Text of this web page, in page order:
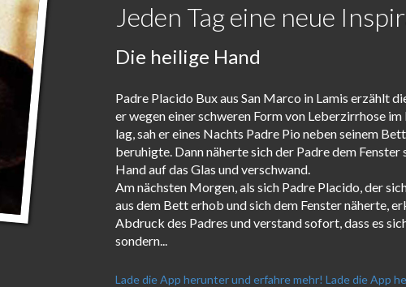
Jeden Tag eine neue
Die heilige Hand
Padre Placido Bux aus San Marco in Lamis erzählt
er wegen einer schweren Form von Leberzirrhose im
lag, sah er eines Nachts Padre Pio neben seinem
beruhigte. Dann näherte sich der Padre dem Fenster
Hand auf das Glas und verschwand.
Am nächsten Morgen, als sich Padre Placido, der
aus dem Bett erhob und sich dem Fenster näherte,
Abdruck des Padres und verstand sofort, dass es
sondern...
Lade die App herunter und erfahre mehr! Lade die App